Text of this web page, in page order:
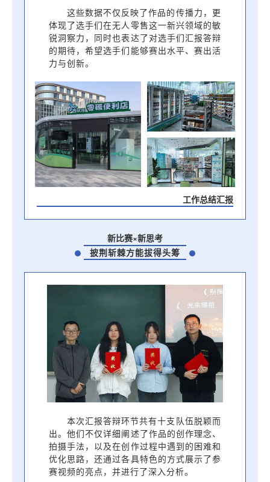
这些数据不仅反映了作品的传播力，更
体现了选手们在无人零售这一新兴领域的敏
锐洞察力，同时也表达了对选手们汇报答辩
的期待，希望选手们能够赛出水平、赛出活
力与创新。
工作总结汇报
新比赛×新思考
披荆斩棘方能拔得头筹
本次汇报答辩环节共有十支队伍脱颖而
出。他们不仅详细阐述了作品的创作理念、
拍摄手法，以及在创作过程中遇到的困难和
优化思路，还通过各具特色的方式展示了参
赛视频的亮点，并进行了深入分析。